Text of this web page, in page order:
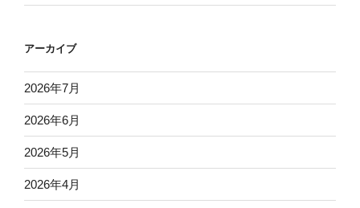
アーカイブ
2026年7月
2026年6月
2026年5月
2026年4月